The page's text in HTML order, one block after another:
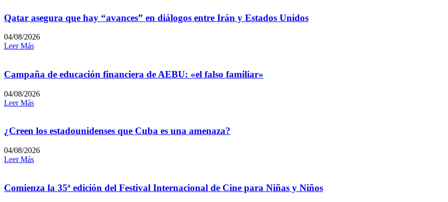
Qatar asegura que hay “avances” en diálogos entre Irán y Estados Unidos
04/08/2026
Leer Más
Campaña de educación financiera de AEBU: «el falso familiar»
04/08/2026
Leer Más
¿Creen los estadounidenses que Cuba es una amenaza?
04/08/2026
Leer Más
Comienza la 35ª edición del Festival Internacional de Cine para Niñas y Niños